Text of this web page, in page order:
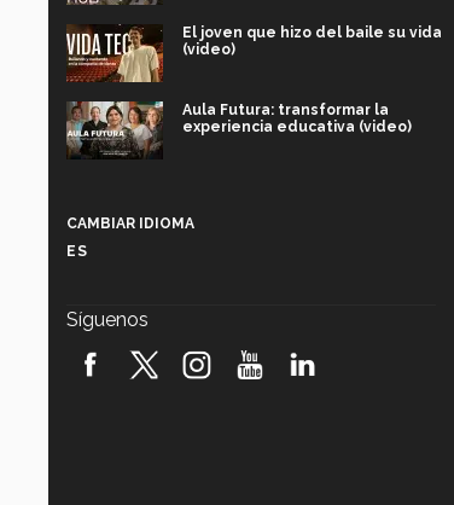
El joven que hizo del baile su vida
(video)
Aula Futura: transformar la
experiencia educativa (video)
robótica FIRST 2026! (video)
CAMBIAR IDIOMA
ES
Síguenos